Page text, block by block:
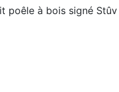
poêle à bois signé